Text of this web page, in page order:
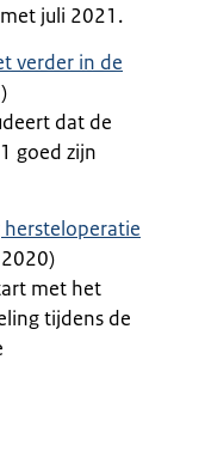
juli 2021.
verder in de
dat de
goed zijn
met het
tijdens de